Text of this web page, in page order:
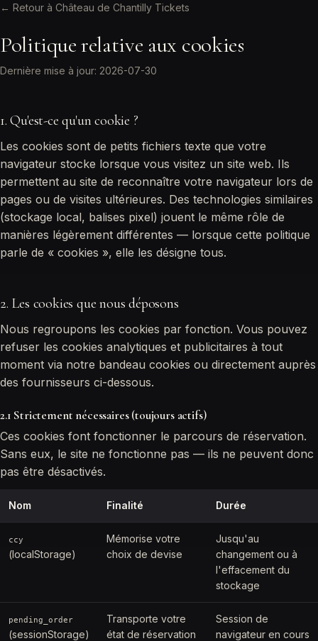
← Retour à Château de Chantilly Tickets
Politique relative aux cookies
Dernière mise à jour: 2026-07-30
1. Qu'est-ce qu'un cookie ?
Les cookies sont de petits fichiers texte que votre
navigateur stocke lorsque vous visitez un site web. Ils
permettent au site de reconnaître votre navigateur lors de
pages ou de visites ultérieures. Des technologies similaires
(stockage local, balises pixel) jouent le même rôle de
manières légèrement différentes — lorsque cette politique
parle de « cookies », elle les désigne tous.
2. Les cookies que nous déposons
Nous regroupons les cookies par fonction. Vous pouvez
refuser les cookies analytiques et publicitaires à tout
moment via notre bandeau cookies ou directement auprès
des fournisseurs ci-dessous.
2.1 Strictement nécessaires (toujours actifs)
Ces cookies font fonctionner le parcours de réservation.
Sans eux, le site ne fonctionne pas — ils ne peuvent donc
pas être désactivés.
Nom Finalité Durée
ccy
(localStorage)
Mémorise votre
choix de devise
Jusqu'au
changement ou à
l'effacement du
stockage
pending_order
(sessionStorage)
Transporte votre
état de réservation
Session de
navigateur en cours